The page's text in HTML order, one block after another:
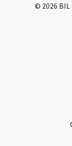
© 2026 BIL